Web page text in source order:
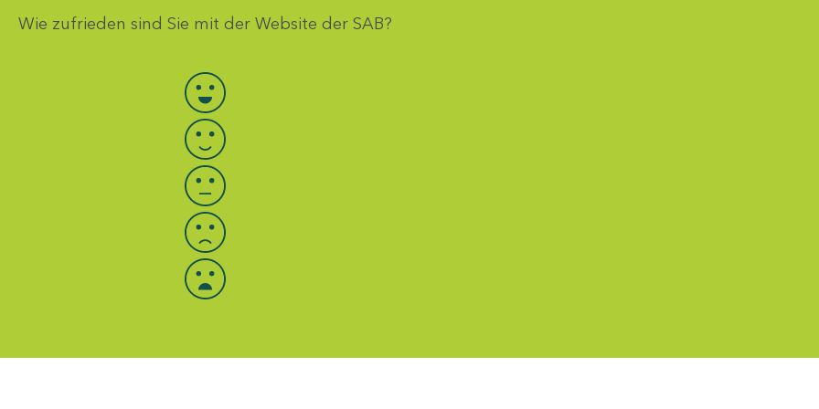
Wie zufrieden sind Sie mit der Website der SAB?
Bewertung auswählen